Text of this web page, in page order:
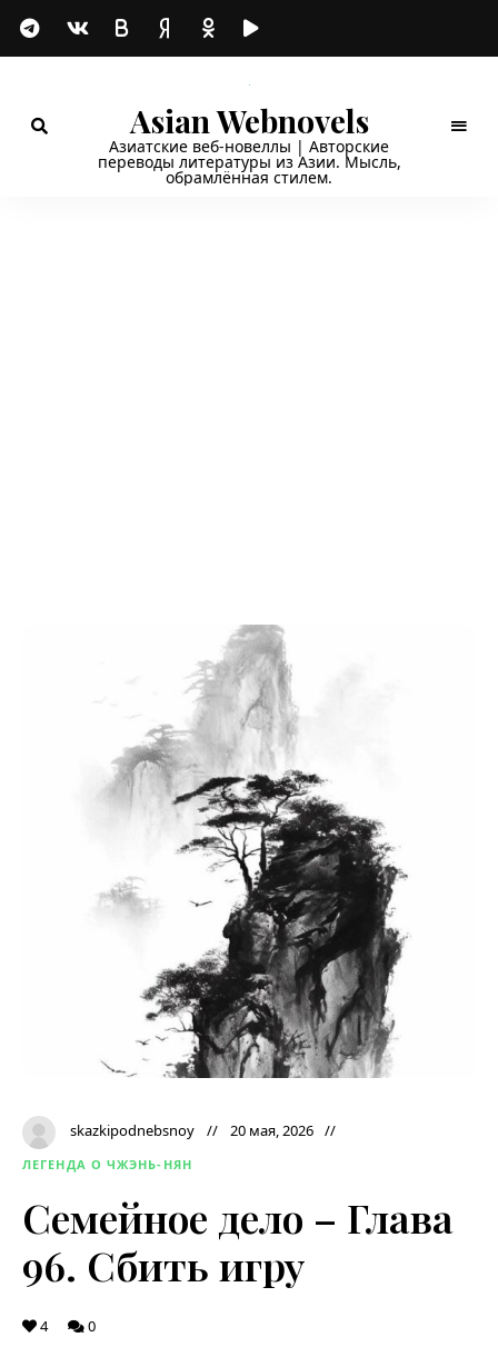
Asian Webnovels
Азиатские веб-новеллы | Авторские
переводы литературы из Азии. Мысль,
обрамлённая стилем.
skazkipodnebsnoy 20 мая, 2026
ЛЕГЕНДА О ЧЖЭНЬ-НЯН
Семейное дело – Глава
96. Сбить игру
4 0